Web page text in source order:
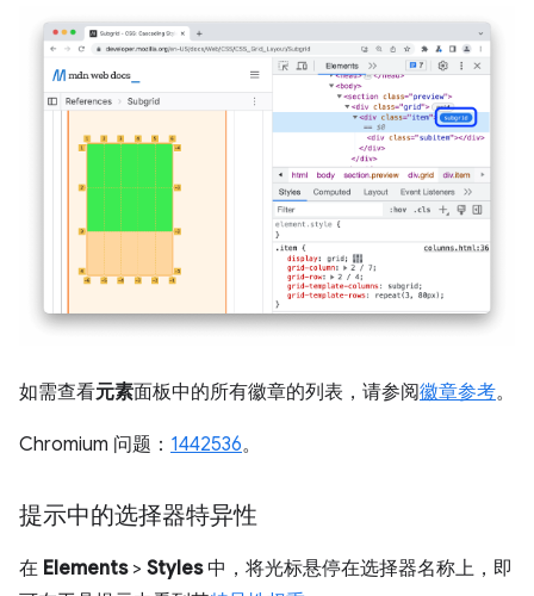
如需查看元素面板中的所有徽章的列表，请参阅徽章参考。
Chromium 问题： 1442536。
提示中的选择器特异性
在 Elements> Styles中，将光标悬停在选择器名称上，即